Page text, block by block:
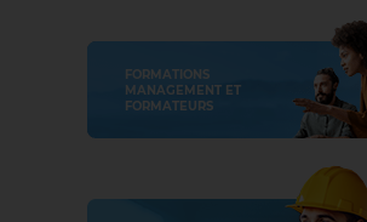
FORMATIONS
MANAGEMENT ET
FORMATEURS